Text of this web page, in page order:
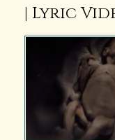
| Lyric